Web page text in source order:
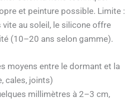
et peinture possible. Limite :
vite au soleil, le silicone offre
(10–20 ans selon gamme).
moyens entre le dormant et la
cales, joints)
millimètres à 2–3 cm,